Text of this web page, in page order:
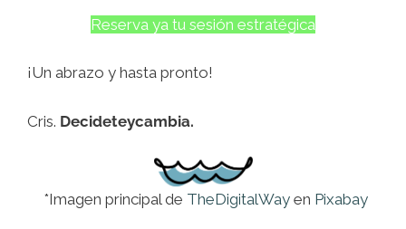
Reserva ya tu sesión estratégica
¡Un abrazo y hasta pronto!
Cris. Decideteycambia.
*Imagen principal de TheDigitalWay en Pixabay